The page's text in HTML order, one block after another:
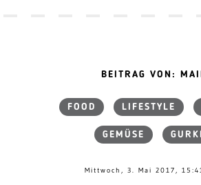
BEITRAG VON:
FOOD LIFESTYLE
GEMÜSE
Mittwoch, 3. Mai 2017,